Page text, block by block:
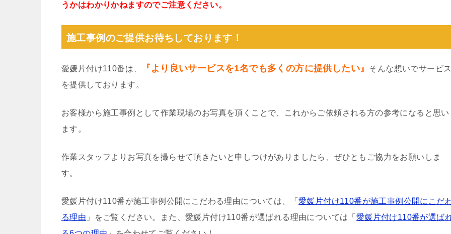
うかはわかりかねますのでご注意ください。
施工事例のご提供お待ちしております！
愛媛片付け110番は、 『より良いサービスを1名でも多くの方に提供したい』
そんな想いでサービス
を提供しております。
お客様から施工事例として作業現場のお写真を頂くことで、これからご依頼される方の参考になると思い
ます。
作業スタッフよりお写真を撮らせて頂きたいと申しつけがありましたら、ぜひともご協力をお願いしま
す。
愛媛片付け110番が施工事例公開にこだわる理由については、「 愛媛片付け110番が施工事例公開にこだ
る理由 」をご覧ください。また、愛媛片付け110番が選ばれる理由については「 愛媛片付け110番が選ば